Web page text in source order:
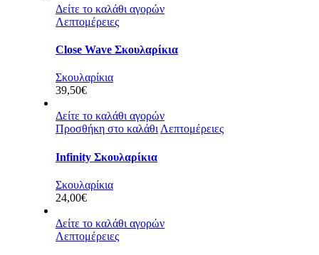
Δείτε το καλάθι αγορών
Λεπτομέρειες
Close Wave Σκουλαρίκια
Σκουλαρίκια
39,50€
Δείτε το καλάθι αγορών
Προσθήκη στο καλάθι Λεπτομέρειες
Infinity Σκουλαρίκια
Σκουλαρίκια
24,00€
Δείτε το καλάθι αγορών
Λεπτομέρειες